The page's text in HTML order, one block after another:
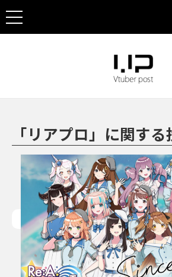
「リアプロ」に関する